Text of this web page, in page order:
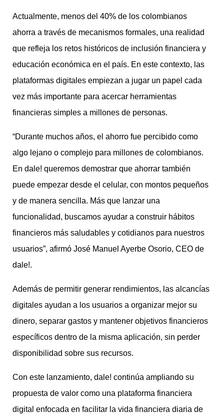
Actualmente, menos del 40% de los colombianos
ahorra a través de mecanismos formales, una realidad
que refleja los retos históricos de inclusión financiera y
educación económica en el país. En este contexto, las
plataformas digitales empiezan a jugar un papel cada
vez más importante para acercar herramientas
financieras simples a millones de personas.
“Durante muchos años, el ahorro fue percibido como
algo lejano o complejo para millones de colombianos.
En dale! queremos demostrar que ahorrar también
puede empezar desde el celular, con montos pequeños
y de manera sencilla. Más que lanzar una
funcionalidad, buscamos ayudar a construir hábitos
financieros más saludables y cotidianos para nuestros
usuarios”, afirmó José Manuel Ayerbe Osorio, CEO de
dale!.
Además de permitir generar rendimientos, las alcancías
digitales ayudan a los usuarios a organizar mejor su
dinero, separar gastos y mantener objetivos financieros
específicos dentro de la misma aplicación, sin perder
disponibilidad sobre sus recursos.
Con este lanzamiento, dale! continúa ampliando su
propuesta de valor como una plataforma financiera
digital enfocada en facilitar la vida financiera diaria de